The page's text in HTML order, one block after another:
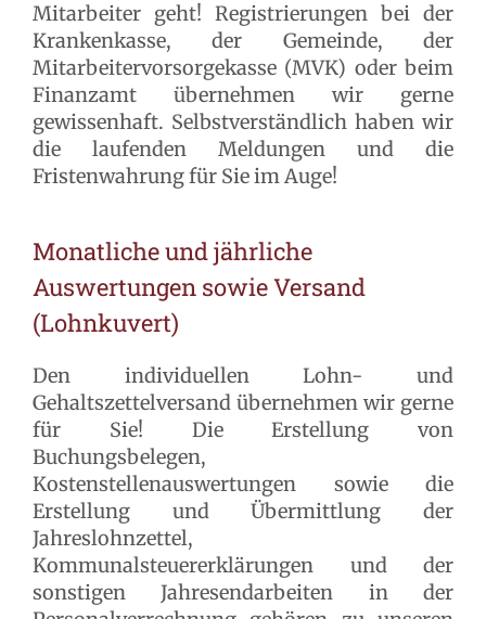
Mitarbeiter geht! Registrierungen bei der
Krankenkasse, der Gemeinde, der
Mitarbeitervorsorgekasse (MVK) oder beim
Finanzamt übernehmen wir gerne
gewissenhaft. Selbstverständlich haben wir
die laufenden Meldungen und die
Fristenwahrung für Sie im Auge!
Monatliche und jährliche
Auswertungen sowie Versand
(Lohnkuvert)
Den individuellen Lohn- und
Gehaltszettelversand übernehmen wir gerne
für Sie! Die Erstellung von
Buchungsbelegen,
Kostenstellenauswertungen sowie die
Erstellung und Übermittlung der
Jahreslohnzettel,
Kommunalsteuererklärungen und der
sonstigen Jahresendarbeiten in der